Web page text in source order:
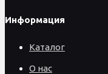
Информация
Каталог
О нас